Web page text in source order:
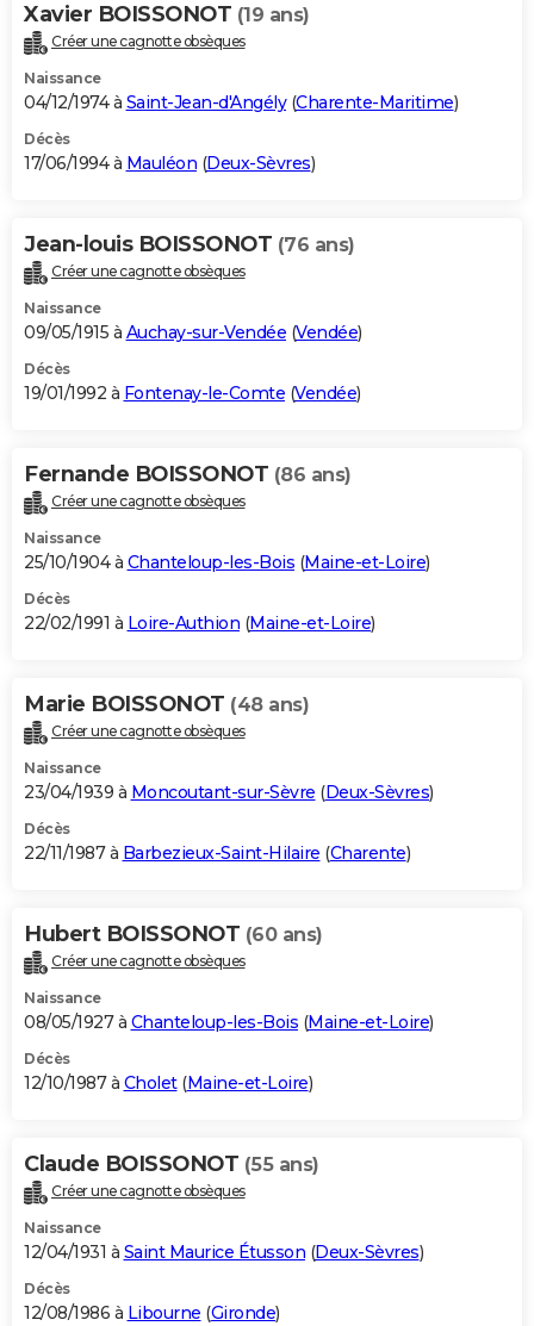
Xavier BOISSONOT (19 ans)
Créer une cagnotte obsèques
Naissance
04/12/1974 à Saint-Jean-d'Angély(Charente-Maritime)
Décès
17/06/1994 à Mauléon (Deux-Sèvres)
Jean-louis BOISSONOT (76 ans)
Créer une cagnotte obsèques
Naissance
09/05/1915 à Auchay-sur-Vendée (Vendée)
Décès
19/01/1992 à Fontenay-le-Comte (Vendée)
Fernande BOISSONOT (86 ans)
Créer une cagnotte obsèques
Naissance
25/10/1904 à Chanteloup-les-Bois (Maine-et-Loire)
Décès
22/02/1991 à Loire-Authion (Maine-et-Loire)
Marie BOISSONOT (48 ans)
Créer une cagnotte obsèques
Naissance
23/04/1939 à Moncoutant-sur-Sèvre (Deux-Sèvres)
Décès
22/11/1987 à Barbezieux-Saint-Hilaire (Charente)
Hubert BOISSONOT (60 ans)
Créer une cagnotte obsèques
Naissance
08/05/1927 à Chanteloup-les-Bois (Maine-et-Loire)
Décès
12/10/1987 à Cholet(Maine-et-Loire)
Claude BOISSONOT (55 ans)
Créer une cagnotte obsèques
Naissance
12/04/1931 à Saint Maurice Étusson (Deux-Sèvres)
Décès
12/08/1986 à Libourne (Gironde)